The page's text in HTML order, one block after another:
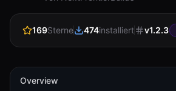
RESSOURCEN
Vergleichen
Über uns
169Sterne 474installiert v1.2.3
Overview